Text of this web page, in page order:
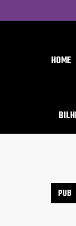
HOME
PUB